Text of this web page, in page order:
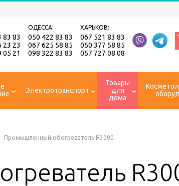
83 83
23 23
05 21
ОДЕССА:
050 422 83 83
067 625 58 85
098 322 83 83
ХАРЬКОВ:
067 521 83 83
050 377 58 85
057 727 08 08
Электротранспорт
Товары
для
дома
Промышленный обогреватель R3000